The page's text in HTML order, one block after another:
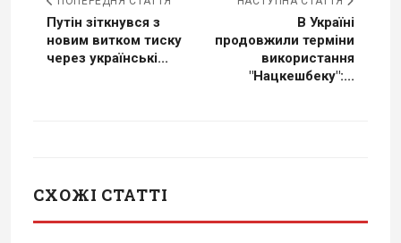
Путін зіткнувся з
новим витком тиску
через українські...
В Україні
продовжили терміни
використання
"Нацкешбеку":...
СХОЖІ СТАТТІ